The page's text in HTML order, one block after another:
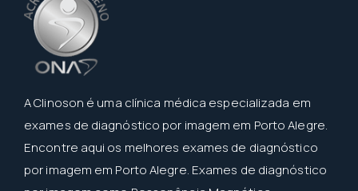
A Clinoson é uma clínica médica especializada em
exames de diagnóstico por imagem em Porto Alegre.
Encontre aqui os melhores exames de diagnóstico
por imagem em Porto Alegre. Exames de diagnóstico